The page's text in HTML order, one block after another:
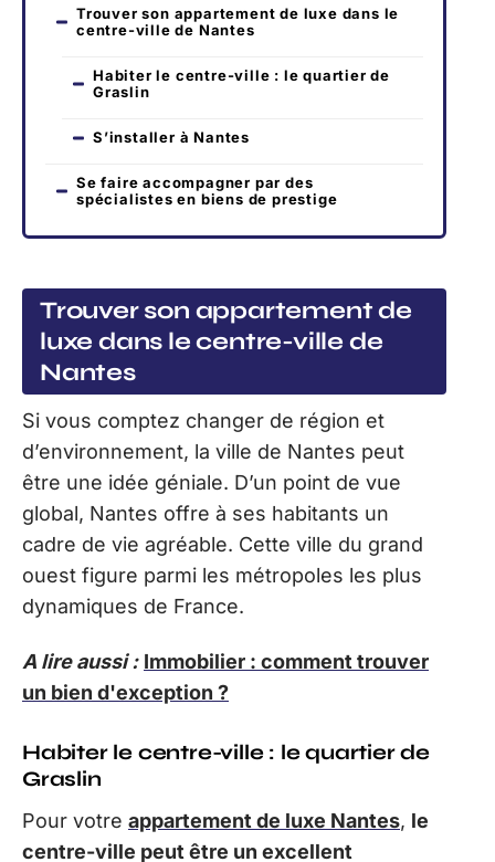
Trouver son appartement de luxe dans le
centre-ville de Nantes
Habiter le centre-ville : le quartier de
Graslin
S’installer à Nantes
Se faire accompagner par des
spécialistes en biens de prestige
Trouver son appartement de
luxe dans le centre-ville de
Nantes
Si vous comptez changer de région et
d’environnement, la ville de Nantes peut
être une idée géniale. D’un point de vue
global, Nantes offre à ses habitants un
cadre de vie agréable. Cette ville du grand
ouest figure parmi les métropoles les plus
dynamiques de France.
A lire aussi : Immobilier : comment trouver
un bien d'exception ?
Habiter le centre-ville : le quartier de
Graslin
Pour votre appartement de luxe Nantes, le
centre-ville peut être un excellent